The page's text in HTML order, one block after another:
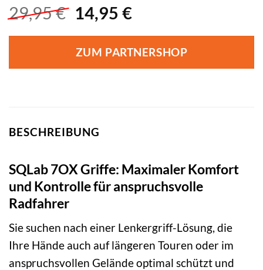
29,95€ Ursprünglicher
war:
29,95 €
14,95 €Aktueller
ist:
14,95 €.
ZUM PARTNERSHOP
BESCHREIBUNG
SQLab 7OX Griffe: Maximaler Komfort
und Kontrolle für anspruchsvolle
Radfahrer
Sie suchen nach einer Lenkergriff-Lösung, die
Ihre Hände auch auf längeren Touren oder im
anspruchsvollen Gelände optimal schützt und